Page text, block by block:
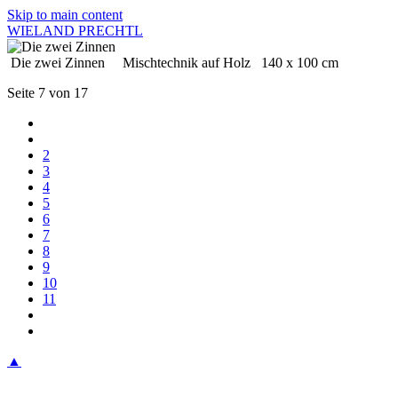
Skip to main content
WIELAND PRECHTL
Die zwei Zinnen Mischtechnik auf Holz 140 x 100 cm
Seite 7 von 17
2
3
4
5
6
7
8
9
10
11
▲